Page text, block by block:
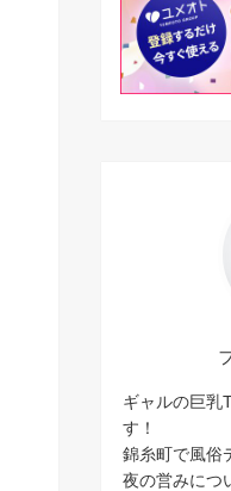
ギャルの巨乳
す！
錦糸町で風俗
夜の営みにつ